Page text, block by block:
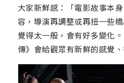
大家新鮮感：「電影故事本
容，導演再調整或再扭一些
覺得太一般，會有好多變化
傳》會給觀眾有新鮮的感覺、